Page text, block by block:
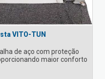
VITO-TUN
de aço com proteção
maior conforto